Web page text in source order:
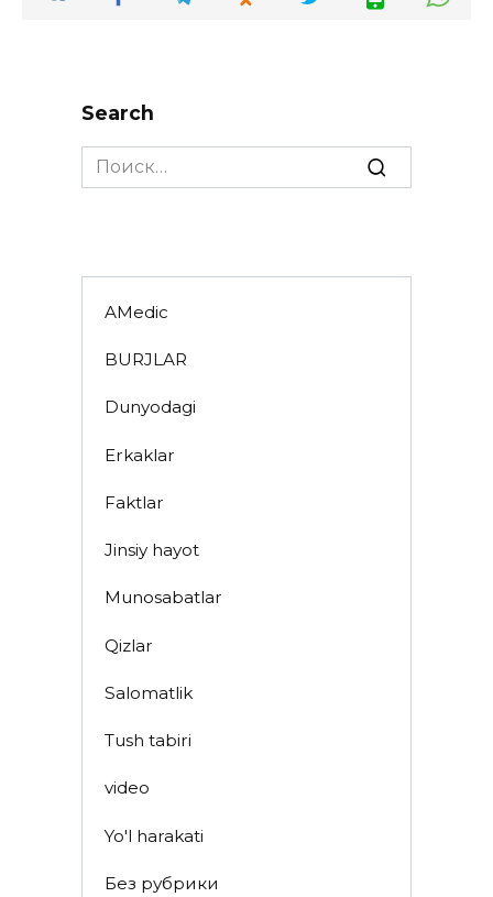
Search
Search
for:
AMedic
BURJLAR
Dunyodagi
Erkaklar
Faktlar
Jinsiy hayot
Munosabatlar
Qizlar
Salomatlik
Tush tabiri
video
Yo'l harakati
Без рубрики